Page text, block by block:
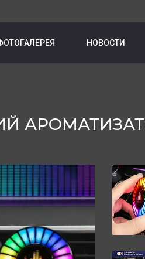
НОВОСТИ